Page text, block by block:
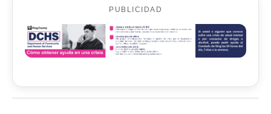
PUBLICIDAD